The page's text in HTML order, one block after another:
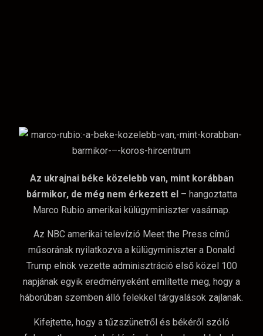
Az ukrajnai béke közelebb van, mint korábban
bármikor, de még nem érkezett el– hangoztatta
Marco Rubio amerikai külügyminiszter vasárnap.
Az NBC amerikai televízió Meet the Press című
műsorának nyilatkozva a külügyminiszter a Donald
Trump elnök vezette adminisztráció első közel 100
napjának egyik eredményeként említette meg, hogy a
háborúban szemben álló felekkel tárgyalások zajlanak.
Kifejtette, hogy a tűzszünetről és békéről szóló